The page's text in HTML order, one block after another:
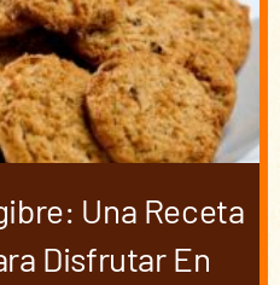
Una Receta
Disfrutar En